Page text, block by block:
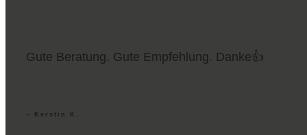
Gute Beratung. Gute Empfehlung. Danke👍
– Kerstin K.